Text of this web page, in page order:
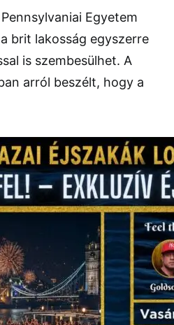
Egyetem
brit lakosság egyszerre
is szembesülhet. A
arról beszélt, hogy a